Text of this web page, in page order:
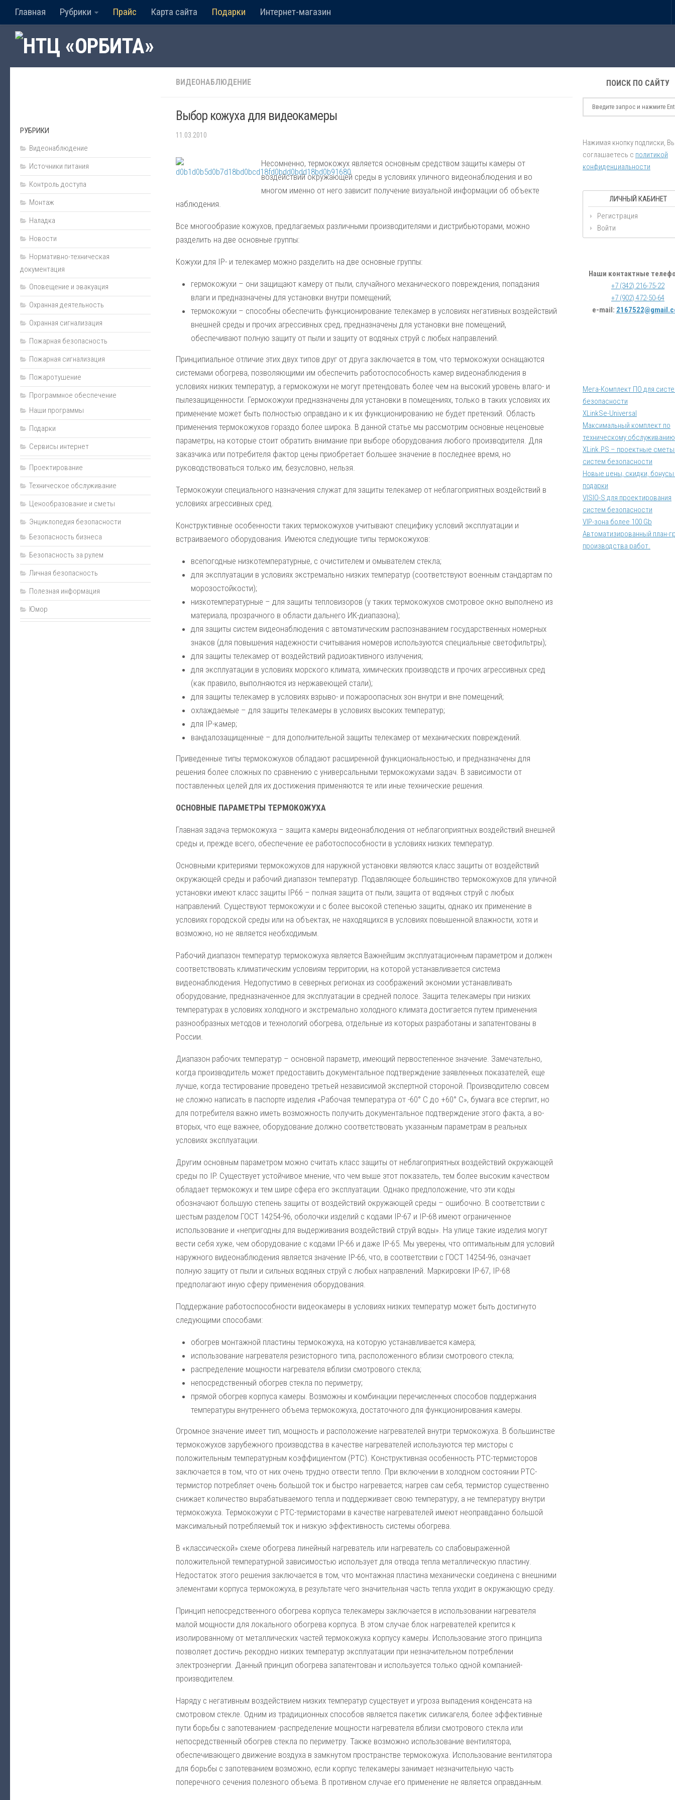
Главная Рубрики Прайс Карта сайта Подарки Интернет-магазин
ВИДЕОНАБЛЮДЕНИЕ
Выбор кожуха для видеокамеры
11.03.2010
Несомненно, термокожух является основным средством защиты камеры от
воздействий окружающей среды в условиях уличного видеонаблюдения и во
многом именно от него зависит получение визуальной информации об объекте
наблюдения.
Все многообразие кожухов, предлагаемых различными производителями и дистрибьюторами, можно
разделить на две основные группы:
Кожухи для IP- и телекамер можно разделить на две основные группы:
гермокожухи – они защищают камеру от пыли, случайного механического повреждения, попадания
влаги и предназначены для установки внутри помещений;
термокожухи – способны обеспечить функционирование телекамер в условиях негативных воздействий
внешней среды и прочих агрессивных сред, предназначены для установки вне помещений,
обеспечивают полную защиту от пыли и защиту от водяных струй с любых направлений.
Принципиальное отличие этих двух типов друг от друга заключается в том, что термокожухи оснащаются
системами обогрева, позволяющими им обеспечить работоспособность камер видеонаблюдения в
условиях низких температур, а гермокожухи не могут претендовать более чем на высокий уровень влаго- и
пылезащищенности. Гермокожухи предназначены для установки в помещениях, только в таких условиях их
применение может быть полностью оправдано и к их функционированию не будет претензий. Область
применения термокожухов гораздо более широка. В данной статье мы рассмотрим основные неценовые
параметры, на которые стоит обратить внимание при выборе оборудования любого производителя. Для
заказчика или потребителя фактор цены приобретает большее значение в последнее время, но
руководствоваться только им, безусловно, нельзя.
Термокожухи специального назначения служат для защиты телекамер от неблагоприятных воздействий в
условиях агрессивных сред.
Конструктивные особенности таких термокожухов учитывают специфику условий эксплуатации и
встраиваемого оборудования. Имеются следующие типы термокожухов:
всепогодные низкотемпературные, с очистителем и омывателем стекла;
для эксплуатации в условиях экстремально низких температур (соответствуют военным стандартам по
морозостойкости);
низкотемпературные – для защиты тепловизоров (у таких термокожухов смотровое окно выполнено из
материала, прозрачного в области дальнего ИК-диапазона);
для защиты систем видеонаблюдения с автоматическим распознаванием государственных номерных
знаков (для повышения надежности считывания номеров используются специальные светофильтры);
для защиты телекамер от воздействий радиоактивного излучения;
для эксплуатации в условиях морского климата, химических производств и прочих агрессивных сред
(как правило, выполняются из нержавеющей стали);
для защиты телекамер в условиях взрыво- и пожароопасных зон внутри и вне помещений;
охлаждаемые – для защиты телекамеры в условиях высоких температур;
для IP-камер;
вандалозащищенные – для дополнительной защиты телекамер от механических повреждений.
Приведенные типы термокожухов обладают расширенной функциональностью, и предназначены для
решения более сложных по сравнению с универсальными термокожухами задач. В зависимости от
поставленных целей для их достижения применяются те или иные технические решения.
ОСНОВНЫЕ ПАРАМЕТРЫ ТЕРМОКОЖУХА
Главная задача термокожуха – защита камеры видеонаблюдения от неблагоприятных воздействий внешней
среды и, прежде всего, обеспечение ее работоспособности в условиях низких температур.
Основными критериями термокожухов для наружной установки являются класс защиты от воздействий
окружающей среды и рабочий диапазон температур. Подавляющее большинство термокожухов для уличной
установки имеют класс защиты IP66 – полная защита от пыли, защита от водяных струй с любых
направлений. Существуют термокожухи и с более высокой степенью защиты, однако их применение в
условиях городской среды или на объектах, не находящихся в условиях повышенной влажности, хотя и
возможно, но не является необходимым.
Рабочий диапазон температур термокожуха является Важнейшим эксплуатационным параметром и должен
соответствовать климатическим условиям территории, на которой устанавливается система
видеонаблюдения. Недопустимо в северных регионах из соображений экономии устанавливать
оборудование, предназначенное для эксплуатации в средней полосе. Защита телекамеры при низких
температурах в условиях холодного и экстремально холодного климата достигается путем применения
разнообразных методов и технологий обогрева, отдельные из которых разработаны и запатентованы в
России.
Диапазон рабочих температур – основной параметр, имеющий первостепенное значение. Замечательно,
когда производитель может предоставить документальное подтверждение заявленных показателей, еще
лучше, когда тестирование проведено третьей независимой экспертной стороной. Производителю совсем
не сложно написать в паспорте изделия «Рабочая температура от -60° С до +60° С», бумага все стерпит, но
для потребителя важно иметь возможность получить документальное подтверждение этого факта, а во-
вторых, что еще важнее, оборудование должно соответствовать указанным параметрам в реальных
условиях эксплуатации.
Другим основным параметром можно считать класс защиты от неблагоприятных воздействий окружающей
среды по IP. Существует устойчивое мнение, что чем выше этот показатель, тем более высоким качеством
обладает термокожух и тем шире сфера его эксплуатации. Однако предположение, что эти коды
обозначают большую степень защиты от воздействий окружающей среды – ошибочно. В соответствии с
шестым разделом ГОСТ 14254-96, оболочки изделий с кодами IP-67 и IP-68 имеют ограниченное
использование и «непригодны для выдерживания воздействий струй воды». На улице такие изделия могут
вести себя хуже, чем оборудование с кодами IP-66 и даже IP-65. Мы уверены, что оптимальным для условий
наружного видеонаблюдения является значение IP-66, что, в соответствии с ГОСТ 14254-96, означает
полную защиту от пыли и сильных водяных струй с любых направлений. Маркировки IP-67, IP-68
предполагают иную сферу применения оборудования.
Поддержание работоспособности видеокамеры в условиях низких температур может быть достигнуто
следующими способами:
обогрев монтажной пластины термокожуха, на которую устанавливается камера;
использование нагревателя резисторного типа, расположенного вблизи смотрового стекла;
распределение мощности нагревателя вблизи смотрового стекла;
непосредственный обогрев стекла по периметру;
прямой обогрев корпуса камеры. Возможны и комбинации перечисленных способов поддержания
температуры внутреннего объема термокожуха, достаточного для функционирования камеры.
Огромное значение имеет тип, мощность и расположение нагревателей внутри термокожуха. В большинстве
термокожухов зарубежного производства в качестве нагревателей используются тер мисторы с
положительным температурным коэффициентом (PTC). Конструктивная особенность PTC-термисторов
заключается в том, что от них очень трудно отвести тепло. При включении в холодном состоянии PTC-
термистор потребляет очень большой ток и быстро нагревается; нагрев сам себя, термистор существенно
снижает количество вырабатываемого тепла и поддерживает свою температуру, а не температуру внутри
термокожуха. Термокожухи с PTC-термисторами в качестве нагревателей имеют неоправданно большой
максимальный потребляемый ток и низкую эффективность системы обогрева.
В «классической» схеме обогрева линейный нагреватель или нагреватель со слабовыраженной
положительной температурной зависимостью использует для отвода тепла металлическую пластину.
Недостаток этого решения заключается в том, что монтажная пластина механически соединена с внешними
элементами корпуса термокожуха, в результате чего значительная часть тепла уходит в окружающую среду.
Принцип непосредственного обогрева корпуса телекамеры заключается в использовании нагревателя
малой мощности для локального обогрева корпуса. В этом случае блок нагревателей крепится к
изолированному от металлических частей термокожуха корпусу камеры. Использование этого принципа
позволяет достичь рекордно низких температур эксплуатации при незначительном потреблении
электроэнергии. Данный принцип обогрева запатентован и используется только одной компанией-
производителем.
Наряду с негативным воздействием низких температур существует и угроза выпадения конденсата на
смотровом стекле. Одним из традиционных способов является пакетик силикагеля, более эффективные
пути борьбы с запотеванием -распределение мощности нагревателя вблизи смотрового стекла или
непосредственный обогрев стекла по периметру. Также возможно использование вентилятора,
обеспечивающего движение воздуха в замкнутом пространстве термокожуха. Использование вентилятора
для борьбы с запотеванием возможно, если корпус телекамеры занимает незначительную часть
поперечного сечения полезного объема. В противном случае его применение не является оправданным.
РУБРИКИ
Видеонаблюдение
Источники питания
Контроль доступа
Монтаж
Наладка
Новости
Нормативно-техническая
документация
Оповещение и эвакуация
Охранная деятельность
Охранная сигнализация
Пожарная безопасность
Пожарная сигнализация
Пожаротушение
Программное обеспечение
Наши программы
Подарки
Сервисы интернет
Проектирование
Техническое обслуживание
Ценообразование и сметы
Энциклопедия безопасности
Безопасность бизнеса
Безопасность за рулем
Личная безопасность
Полезная информация
Юмор
ПОИСК ПО САЙТУ
Нажимая кнопку подписки,
соглашаетесь с политикой
конфиденциальности
ЛИЧНЫЙ КАБИНЕТ
Регистрация
Войти
Наши контактные
+7 (342) 216-75-22
+7 (902) 472-50-64
e-mail:
Мега-Комплект ПО для
безопасности
XLinkSe-Universal
Максимальный комплект по
техническому обслуживанию
XLink.PS – проектные
систем безопасности
Новые цены, скидки, бонусы
подарки
VISIO-S для проектирования
систем безопасности
VIP-зона более 100 Gb
Автоматизированный план-
производства работ.